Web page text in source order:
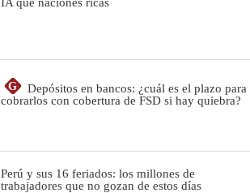
G
Depósitos en bancos: ¿cuál es el plazo para
cobrarlos con cobertura de FSD si hay quiebra?
Perú y sus 16 feriados: los millones de
trabajadores que no gozan de estos días